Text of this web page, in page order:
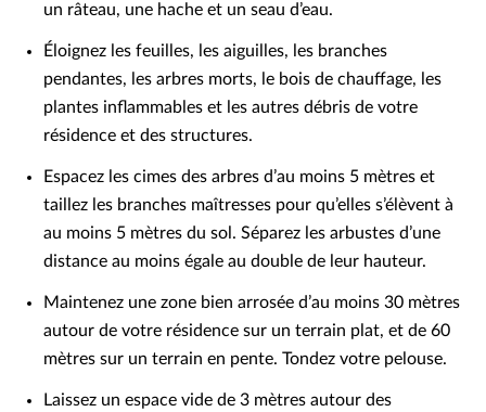
un râteau, une hache et un seau d’eau.
Éloignez les feuilles, les aiguilles, les branches
pendantes, les arbres morts, le bois de chauffage, les
plantes inflammables et les autres débris de votre
résidence et des structures.
Espacez les cimes des arbres d’au moins 5 mètres et
taillez les branches maîtresses pour qu’elles s’élèvent à
au moins 5 mètres du sol. Séparez les arbustes d’une
distance au moins égale au double de leur hauteur.
Maintenez une zone bien arrosée d’au moins 30 mètres
autour de votre résidence sur un terrain plat, et de 60
mètres sur un terrain en pente. Tondez votre pelouse.
Laissez un espace vide de 3 mètres autour des